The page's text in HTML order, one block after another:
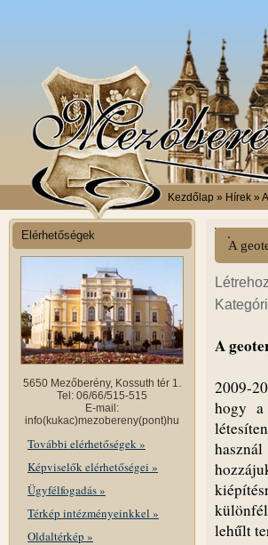
Kezdőlap » Hírek »
Elérhetőségek
5650 Mezőberény, Kossuth tér 1.
Tel: 06/66/515-515
E-mail:
info(kukac)mezobereny(pont)hu
További elérhetőségek »
Képviselők elérhetőségei »
Ügyfélfogadás »
Térkép intézményeinkkel »
Oldaltérkép »
A
A
2009-
hogy a
lehűlt